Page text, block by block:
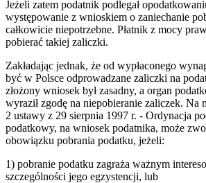
Jeżeli zatem podatnik podlegał
występowanie z wnioskiem o zaniechanie
całkowicie niepotrzebne. Płatnik z mocy
pobierać takiej zaliczki.
Zakładając jednak, że od wypłaconego
być w Polsce odprowadzane zaliczki na
złożony wniosek był zasadny, a organ
wyraził zgodę na niepobieranie zaliczek. Na
2 ustawy z 29 sierpnia 1997 r. - Ordynacja
podatkowy, na wniosek podatnika, może
obowiązku pobrania podatku, jeżeli:
1) pobranie podatku zagraża ważnym
szczególności jego egzystencji, lub